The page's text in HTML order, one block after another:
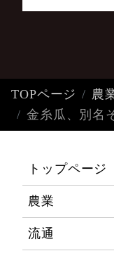
TOPページ 農
金糸瓜、別名
トップページ
農業
流通